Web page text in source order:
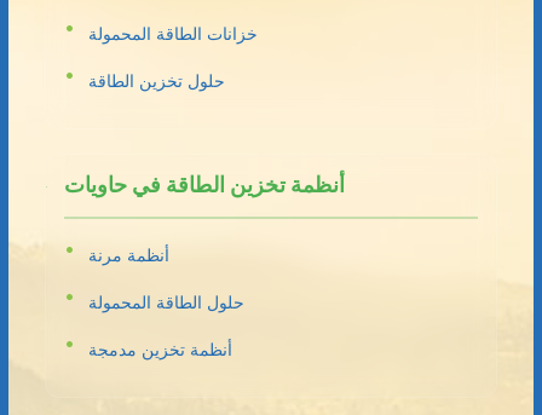
خزانات الطاقة المحمولة
حلول تخزين الطاقة
أنظمة تخزين الطاقة في حاويات
أنظمة مرنة
حلول الطاقة المحمولة
أنظمة تخزين مدمجة